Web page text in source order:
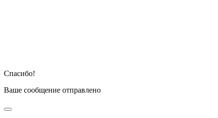
Спасибо!
Ваше сообщение отправлено